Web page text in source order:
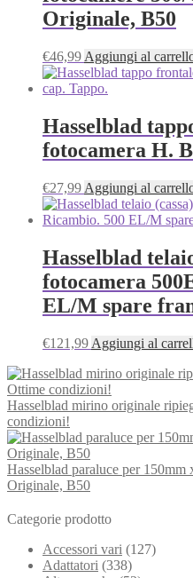
Originale, B50
€46,99 Aggiungi al
Hasselblad
fotocamera H.
€27,99 Aggiungi al
Hasselblad
fotocamera
EL/M spare
€121,99 Aggiungi al
Hasselblad mirino originale
condizioni!
Hasselblad paraluce per
Originale, B50
Categorie prodotto
Accessori vari (127)
Adattatori (338)